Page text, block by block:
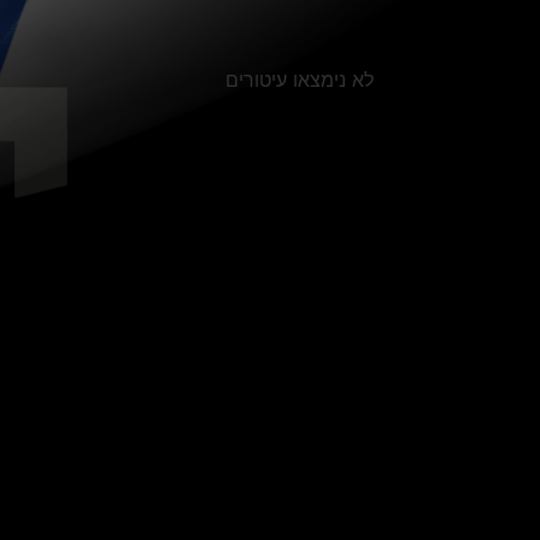
לא נימצאו עיטורים